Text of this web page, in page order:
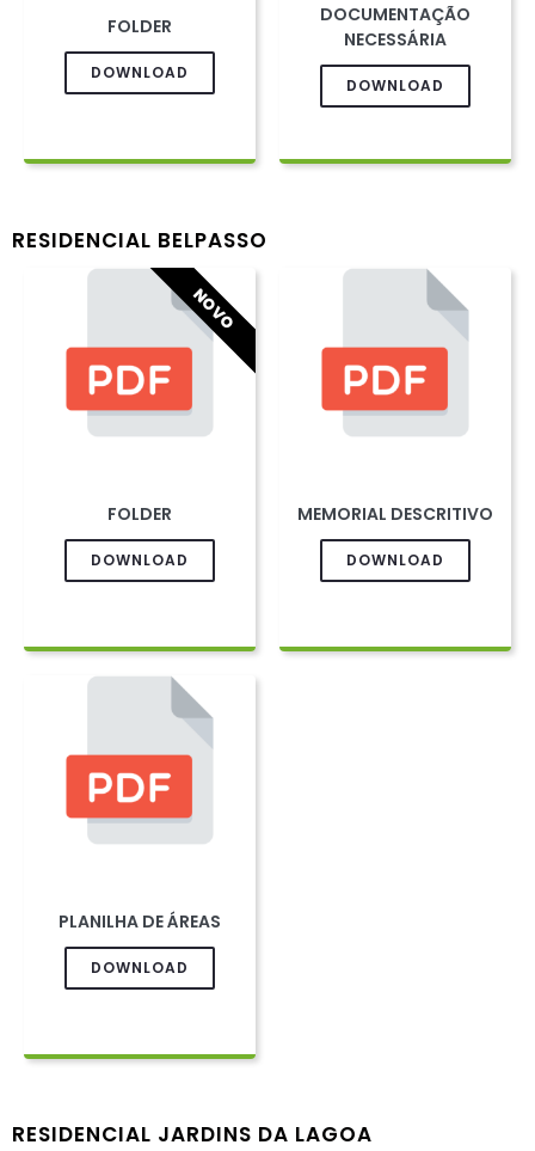
FOLDER
DOWNLOAD
DOCUMENTAÇÃO
NECESSÁRIA
DOWNLOAD
RESIDENCIAL BELPASSO
FOLDER
DOWNLOAD
NOVO
MEMORIAL DESCRITIVO
DOWNLOAD
PLANILHA DE ÁREAS
DOWNLOAD
RESIDENCIAL JARDINS DA LAGOA